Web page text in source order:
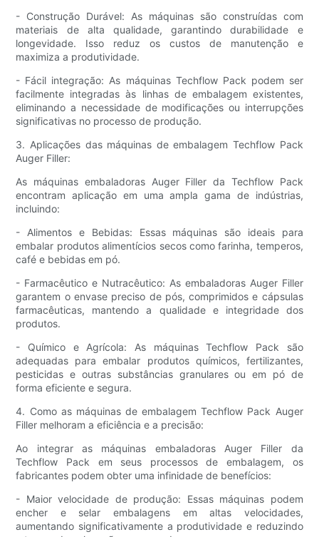
- Construção Durável: As máquinas são construídas com
materiais de alta qualidade, garantindo durabilidade e
longevidade. Isso reduz os custos de manutenção e
maximiza a produtividade.
- Fácil integração: As máquinas Techflow Pack podem ser
facilmente integradas às linhas de embalagem existentes,
eliminando a necessidade de modificações ou interrupções
significativas no processo de produção.
3. Aplicações das máquinas de embalagem Techflow Pack
Auger Filler:
As máquinas embaladoras Auger Filler da Techflow Pack
encontram aplicação em uma ampla gama de indústrias,
incluindo:
- Alimentos e Bebidas: Essas máquinas são ideais para
embalar produtos alimentícios secos como farinha, temperos,
café e bebidas em pó.
- Farmacêutico e Nutracêutico: As embaladoras Auger Filler
garantem o envase preciso de pós, comprimidos e cápsulas
farmacêuticas, mantendo a qualidade e integridade dos
produtos.
- Químico e Agrícola: As máquinas Techflow Pack são
adequadas para embalar produtos químicos, fertilizantes,
pesticidas e outras substâncias granulares ou em pó de
forma eficiente e segura.
4. Como as máquinas de embalagem Techflow Pack Auger
Filler melhoram a eficiência e a precisão:
Ao integrar as máquinas embaladoras Auger Filler da
Techflow Pack em seus processos de embalagem, os
fabricantes podem obter uma infinidade de benefícios:
- Maior velocidade de produção: Essas máquinas podem
encher e selar embalagens em altas velocidades,
aumentando significativamente a produtividade e reduzindo